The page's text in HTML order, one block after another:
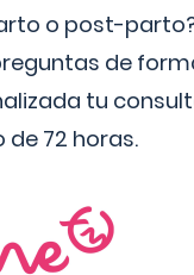
o post-
de
tu
72 horas.